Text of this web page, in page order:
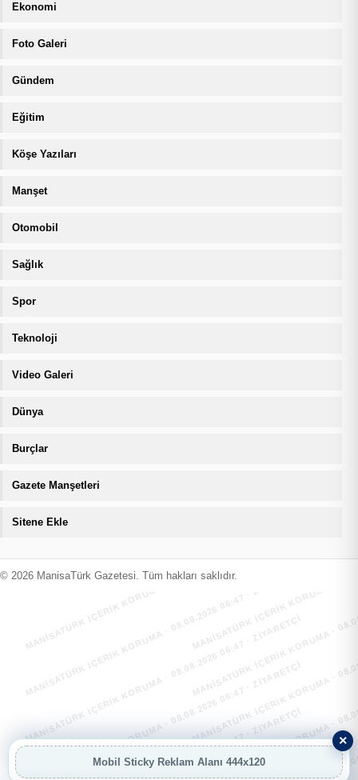
Ekonomi
Foto Galeri
Gündem
Eğitim
Köşe Yazıları
Manşet
Otomobil
Sağlık
Spor
Teknoloji
Video Galeri
Dünya
Burçlar
Gazete Manşetleri
Sitene Ekle
© 2026 ManisaTürk Gazetesi. Tüm hakları saklıdır.
×
Mobil Sticky Reklam Alanı 444x120
MANİSATÜRK İÇERİK KORUMA · 08.08.2026 06:47 · ZIYARETÇI
MANİSATÜRK İÇERİK KORUMA
MANİSATÜRK İÇERİK KORUMA · 08.08.2026 06:47 · ZIYARETÇI
MANİSATÜRK İÇERİK KORUMA
MANİSATÜRK İÇERİK KORUMA · 08.08.2026 06:47 · ZIYARETÇI
MANİSATÜRK İÇERİK KORUMA
MANİSATÜRK İÇERİK KORUMA · 08.08.2026 06:47 · ZIYARETÇI
MANİSATÜRK İÇERİK KORUMA